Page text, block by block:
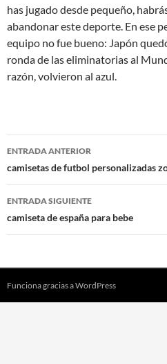
has jugado desde pequeño,
abandonar este deporte. En ese
equipo no fue bueno: Japón
ronda de las eliminatorias al
razón, volvieron al azul.
Navegación
de
entradas
ENTRADA ANTERIOR
camisetas de futbol personalizadas
ENTRADA SIGUIENTE
camiseta de españa para bebe
Funciona gracias a WordPress